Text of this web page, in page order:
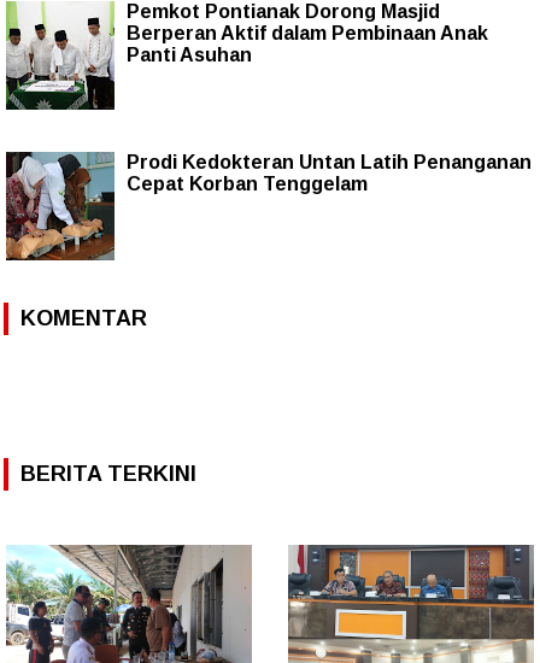
Pemkot Pontianak Dorong Masjid
Berperan Aktif dalam Pembinaan Anak
Panti Asuhan
Prodi Kedokteran Untan Latih Penanganan
Cepat Korban Tenggelam
KOMENTAR
BERITA TERKINI